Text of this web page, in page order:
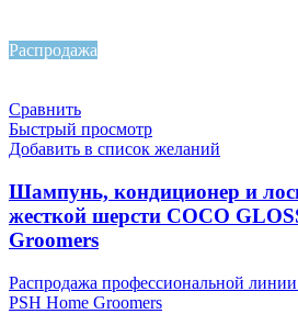
Распродажа
Сравнить
Быстрый просмотр
Добавить в список желаний
Шампунь, кондиционер и
жесткой шерсти COCO
Groomers
Распродажа профессиональной
PSH Home Groomers